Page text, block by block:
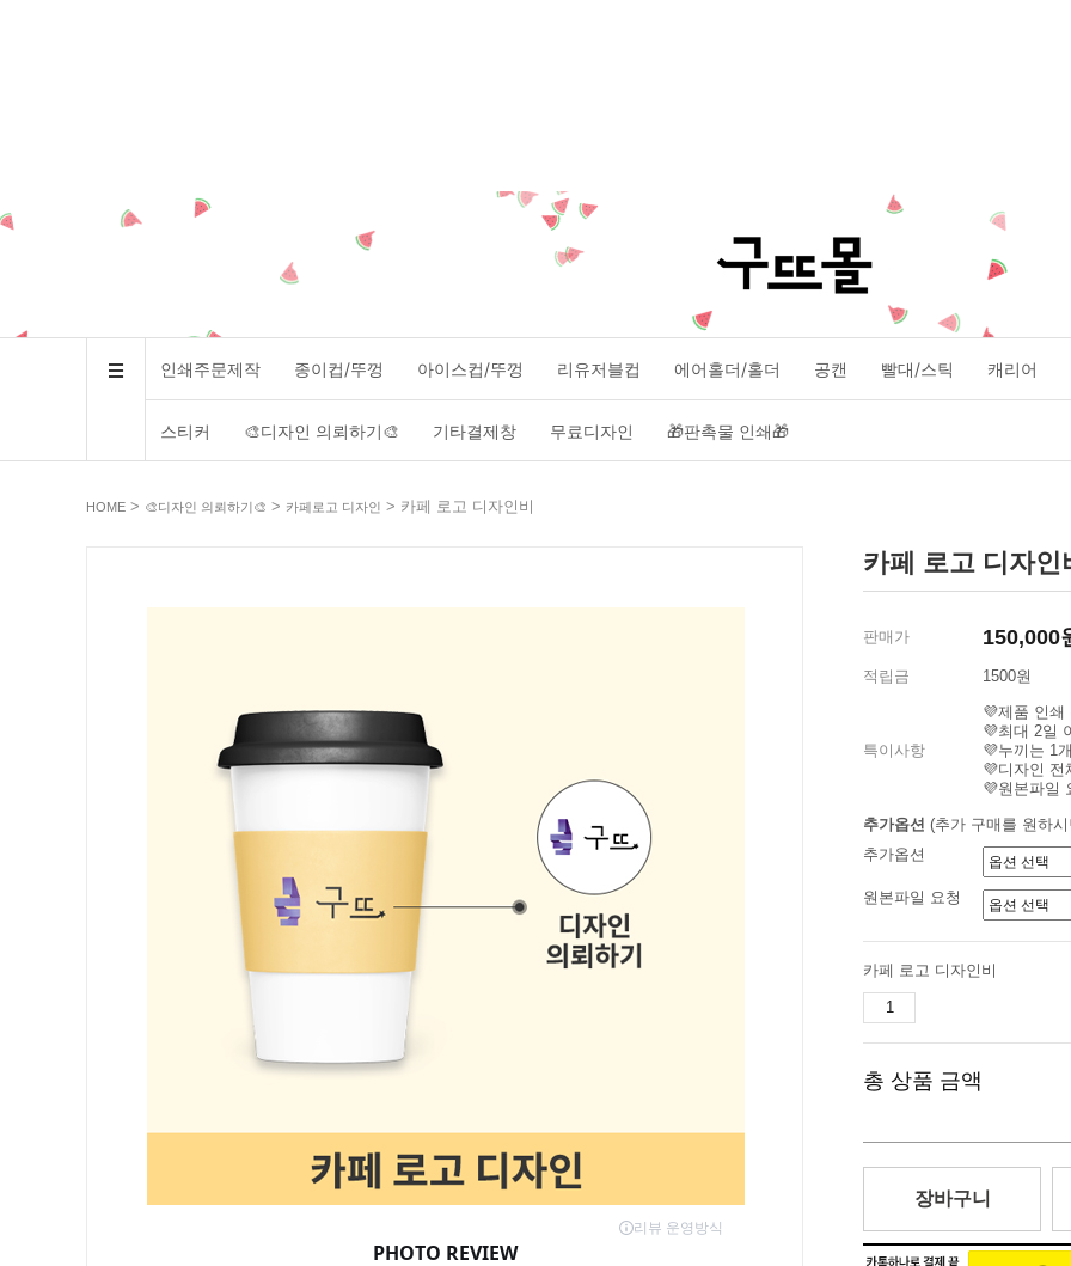
인쇄주문제작 종이컵/뚜껑 아이스컵/뚜껑 리유저블컵 에어홀더/홀더 공캔 빨대/스틱 캐리어
스티커 🎨디자인 의뢰하기🎨 기타결제창 무료디자인 🎁판촉물 인쇄🎁
HOME > 🎨디자인 의뢰하기🎨 > 카페로고 디자인 > 카페 로고 디자인비
카페 로고 디자
판매가 150,000
적립금 1500원
특이사항
💜제품 인쇄
💜최대 2일
💜누끼는 1
💜디자인 전
💜원본파일
추가옵션 (추가 구매를 원하
추가옵션
원본파일 요청
카페 로고 디자인비
총 상품 금액
장바구니